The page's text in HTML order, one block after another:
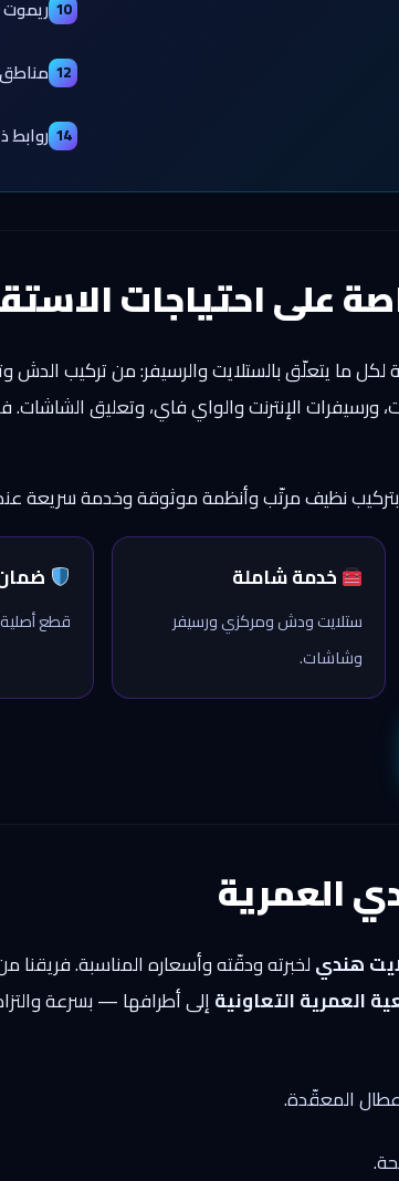
10 ريموت
12
14 روابط
على احتياجات
ما يتعلّق بالستلايت والرسيفر: من تركيب الدش
ورسيفرات الإنترنت والواي فاي، وتعليق
بتركيب نظيف مرتّب وأنظمة موثوقة وخدمة سريعة
خدمة شاملة
ستلايت ودش ومركزي ورسيفر
وشاشات.
قطع
العمرية
هنديلخبرته ودقّته وأسعاره المناسبة. فريقنا
العمرية التعاونيةإلى أطرافها — بسرعة
المعقّدة.